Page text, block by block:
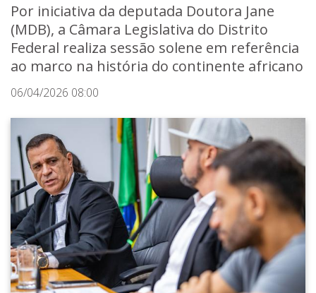
Por iniciativa da deputada Doutora Jane
(MDB), a Câmara Legislativa do Distrito
Federal realiza sessão solene em referência
ao marco na história do continente africano
06/04/2026 08:00